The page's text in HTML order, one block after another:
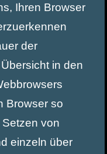
Ihren Browser
der
in den
Browser so
von
einzeln über